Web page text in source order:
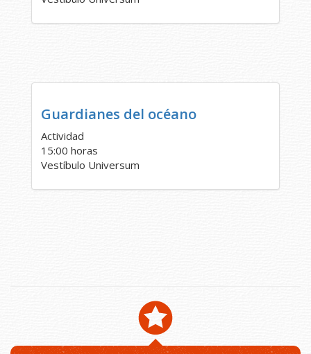
Guardianes del océano
Actividad
15:00 horas
Vestíbulo Universum